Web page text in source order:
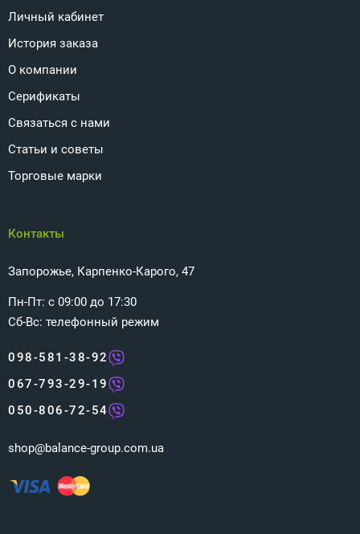
Личный кабинет
История заказа
О компании
Серификаты
Связаться с нами
Статьи и советы
Торговые марки
Контакты
Запорожье, Карпенко-Карого, 47
Пн-Пт: с 09:00 до 17:30
Сб-Вс: телефонный режим
098-581-38-92
067-793-29-19
050-806-72-54
shop@balance-group.com.ua